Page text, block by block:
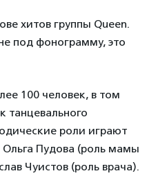
хитов группы Queen.
под фонограмму, это
100 человек, в том
танцевального
роли играют
Пудова (роль мамы
Чуистов (роль врача).